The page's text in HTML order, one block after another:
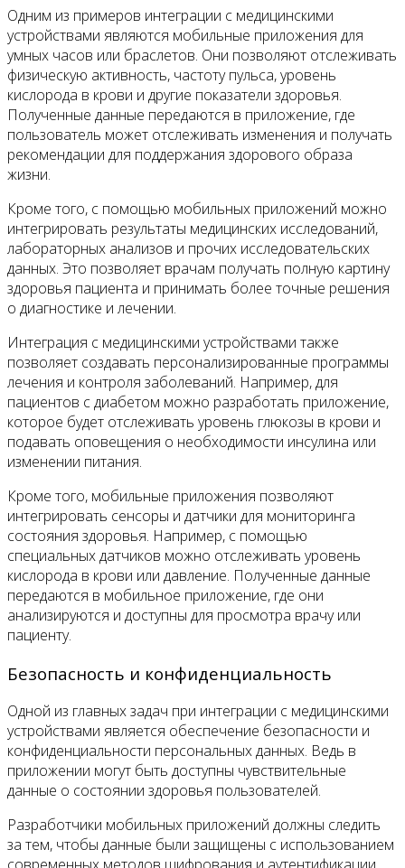
Одним из примеров интеграции с медицинскими
устройствами являются мобильные приложения для
умных часов или браслетов. Они позволяют отслеживать
физическую активность, частоту пульса, уровень
кислорода в крови и другие показатели здоровья.
Полученные данные передаются в приложение, где
пользователь может отслеживать изменения и получать
рекомендации для поддержания здорового образа
жизни.
Кроме того, с помощью мобильных приложений можно
интегрировать результаты медицинских исследований,
лабораторных анализов и прочих исследовательских
данных. Это позволяет врачам получать полную картину
здоровья пациента и принимать более точные решения
о диагностике и лечении.
Интеграция с медицинскими устройствами также
позволяет создавать персонализированные программы
лечения и контроля заболеваний. Например, для
пациентов с диабетом можно разработать приложение,
которое будет отслеживать уровень глюкозы в крови и
подавать оповещения о необходимости инсулина или
изменении питания.
Кроме того, мобильные приложения позволяют
интегрировать сенсоры и датчики для мониторинга
состояния здоровья. Например, с помощью
специальных датчиков можно отслеживать уровень
кислорода в крови или давление. Полученные данные
передаются в мобильное приложение, где они
анализируются и доступны для просмотра врачу или
пациенту.
Безопасность и конфиденциальность
Одной из главных задач при интеграции с медицинскими
устройствами является обеспечение безопасности и
конфиденциальности персональных данных. Ведь в
приложении могут быть доступны чувствительные
данные о состоянии здоровья пользователей.
Разработчики мобильных приложений должны следить
за тем, чтобы данные были защищены с использованием